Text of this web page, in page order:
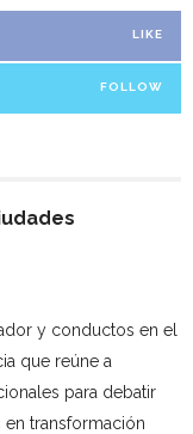
LIKE
FOLLOW
y conductos en el
que reúne a
para debatir
transformación